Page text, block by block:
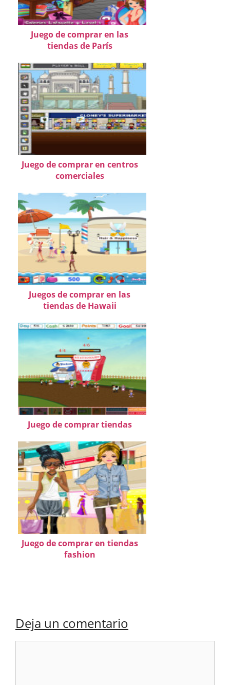
Juego de comprar en las
tiendas de París
Juego de comprar en centros
comerciales
Juegos de comprar en las
tiendas de Hawaii
Juego de comprar tiendas
Juego de comprar en tiendas
fashion
Deja un comentario